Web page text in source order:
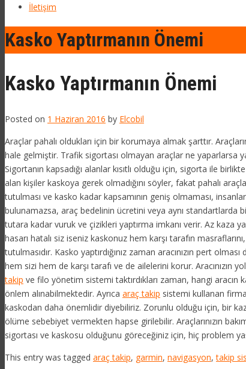
İletişim
Kasko Yaptırmanın Önemi
Kasko Yaptırmanın Önemi
Posted on 1 Haziran 2016 by Elcobil
Araçlar pahalı oldukları için bir korumaya almak şarttır.
hale gelmiştir. Trafik sigortası olmayan araçlar ne yaparlarsa
Sigortanın kapsadığı alanlar kısıtlı olduğu için, sigorta ile
alan kişiler kaskoya gerek olmadığını söyler, fakat pahalı
tutulması ve kasko kadar kapsamının geniş olmaması,
bulunamazsa, araç bedelinin ücretini veya aynı standartlarda
tutara kadar vuruk ve çizikleri yaptırma imkanı verir. Az kaza
hasarı hatalı siz iseniz kaskonuz hem karşı tarafın
tutulmasıdır. Kasko yaptırdığınız zaman aracınızın pert
hem sizi hem de karşı tarafı ve de ailelerini korur. Aracınızın
takip ve filo yönetim sistemi taktırdıkları zaman, hangi
önlem alınabilmektedir. Ayrıca araç takip sistemi kullanan
kaskodan daha önemlidir diyebiliriz. Zorunlu olduğu için, bir
ölüme sebebiyet vermekten hapse girilebilir. Araçlarınızın
sigortası ve kaskosu olduğunu göreceğiniz için, hiç problem
This entry was tagged araç takip, garmin, navigasyon,takip